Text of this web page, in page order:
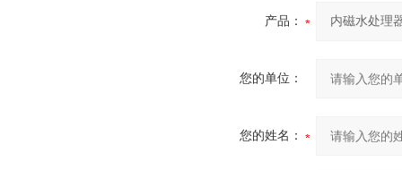
产品：
您的单位：
您的姓名：